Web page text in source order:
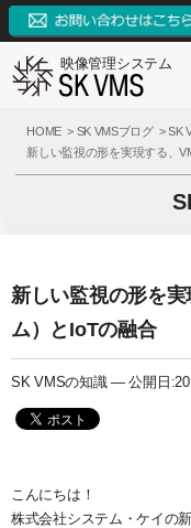
映像管理システム
SK VMSとは
SK VMSとは
参考録画日数
価格（ライセンス体系）
最大接続台数
SK VMSの特長
対応カメラメーカー・デ
イベントとアクション
外部システムとの連携
3種類の録画モード
ユーザー管理
サポート
FAQ
ダウンロード
ブログ
ブログ
お問い合わせ
システム・ケイAIサイト
HOME SK VMSブログ
SK
新しい監視の形を実現する、
新しい監視の形を
ム）とIoTの融合
SK VMSの知識 —公開日
こんにちは！
株式会社システム・ケイの